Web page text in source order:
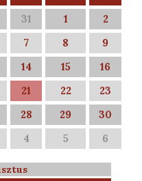
31 1
2
7 8
9
14 15
16
21 22
23
28 29
30
4 5 6